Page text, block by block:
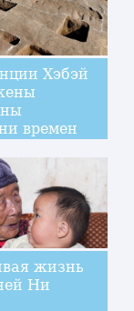
Хэбэй
времен
жизнь
Ни